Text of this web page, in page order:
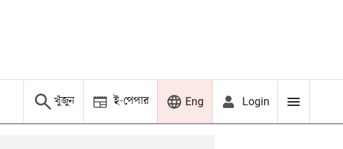
খুঁজুন ই-পেপার Eng Login